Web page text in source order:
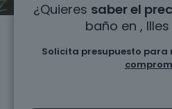
¿Quieres saber el
baño en ,
Solicita presupuesto para